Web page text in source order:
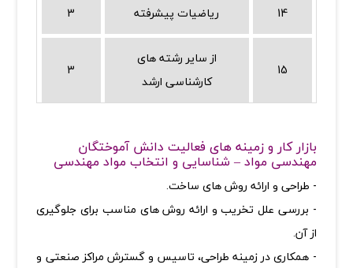
3 ریاضیات پیشرفته 14
3
از سایر رشته های
کارشناسی ارشد
15
بازار کار و زمینه های فعالیت دانش آموختگان
مهندسی مواد – شناسایی و انتخاب مواد مهندسی
- طراحی و ارائه روش های ساخت.
- بررسی علل تخریب و ارائه روش های مناسب برای جلوگیری
از آن.
- همکاری در زمینه طراحی، تاسیس و گسترش مراکز صنعتی و